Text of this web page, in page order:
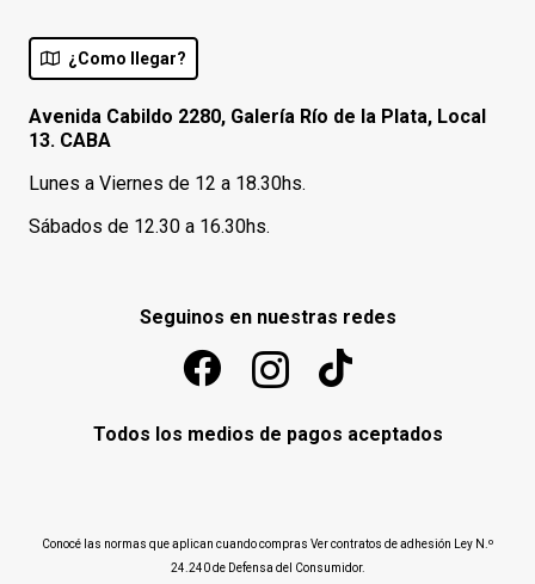
¿Como llegar?
Avenida Cabildo 2280, Galería Río de la Plata, Local
13. CABA
Lunes a Viernes de 12 a 18.30hs.
Sábados de 12.30 a 16.30hs.
Seguinos en nuestras redes
Todos los medios de pagos aceptados
Conocé las normas que aplican cuando compras Ver contratos de adhesión Ley N.º
24.240 de Defensa del Consumidor.